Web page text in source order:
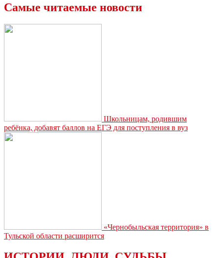
Самые читаемые новости
Школьницам, родившим
ребёнка, добавят баллов на ЕГЭ для поступления в вуз
«Чернобыльская территория» в
Тульской области расширится